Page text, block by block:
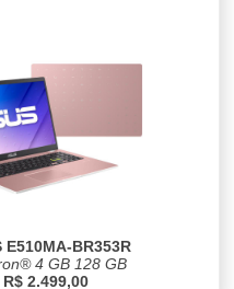
E510MA-BR353R
4 GB 128 GB
R$ 2.499,00